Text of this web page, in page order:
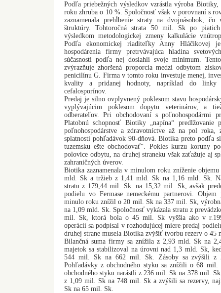
Podľa priebežných výsledkov vzrástla výroba
roku zhruba o 10 %. Spoločnosť však v porovnaní s
zaznamenala prehĺbenie straty na dvojnásobok,
štruktúry. Tohtoročná strata 50 mil. Sk po
výsledkom metodologickej zmeny kalkulácie
Podľa ekonomickej riaditeľky Anny Hláčikovej
hospodárenia firmy pretrvávajúca hladina
súčasnosti podľa nej dosiahli svoje minimum.
zvýrazňuje zhoršená proporcia medzi odbytom
penicilínu G. Firma v tomto roku investuje menej,
kvality a pridanej hodnoty, napríklad do
cefalosporínov.
Predaj je silno ovplyvnený poklesom stavu
vyplývajúcim poklesom dopytu veterinárov, a
odberateľov. Pri obchodovaní s poľnohospodármi
Platobnú schopnosť Biotiky „napína“ predlžovanie
poľnohospodárstve a zdravotníctve až na pol
splatnosti pohľadávok 90-dňová. Biotika preto podľa
tuzemsku ešte obchodovať“. Pokles kurzu koruny
polovice odbytu, na druhej straneku však zaťažuje aj
zahraničných úverov.
Biotika zaznamenala v minulom roku zníženie
mld. Sk a tržieb z 1,41 mld. Sk na 1,16 mld. Sk.
stratu z 179,44 mil. Sk. na 15,32 mil. Sk, avšak
podielu vo Fermase nemeckému partnerovi.
minulo roku znížil o 20 mil. Sk na 337 mil. Sk,
na 1,09 mld. Sk. Spoločnosť vykázala stratu z
mil. Sk, ktorá bola o 45 mil. Sk vyššia ako v
operácií sa podpísal v rozhodujúcej miere predaj
druhej strane musela Biotika zvýšiť tvorbu rezerv o
Bilančná suma firmy sa znížila z 2,93 mld. Sk na
majetok sa stabilizoval na úrovni nad 1,3 mld. Sk,
544 mil. Sk na 662 mil. Sk. Zásoby sa zvýšili
Pohľadávky z obchodného styku sa znížili o 68
obchodného styku narástli z 236 mil. Sk na 378 mil.
z 1,09 mil. Sk na 748 mil. Sk a zvýšili sa rezervy,
Sk na 65 mil. Sk.